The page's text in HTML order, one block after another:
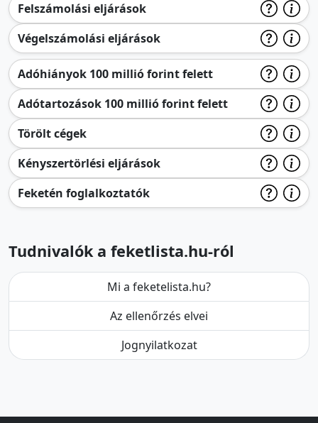
Felszámolási eljárások
Végelszámolási eljárások
Adóhiányok 100 millió forint felett
Adótartozások 100 millió forint felett
Törölt cégek
Kényszertörlési eljárások
Feketén foglalkoztatók
Tudnivalók a feketlista.hu-ról
Mi a feketelista.hu?
Az ellenőrzés elvei
Jognyilatkozat